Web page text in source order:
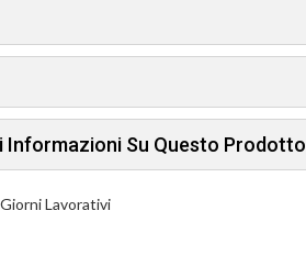
Informazioni Su Questo Prodotto
Lavorativi